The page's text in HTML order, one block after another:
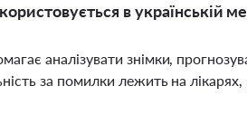
в українській
аналізувати знімки,
за помилки лежить на